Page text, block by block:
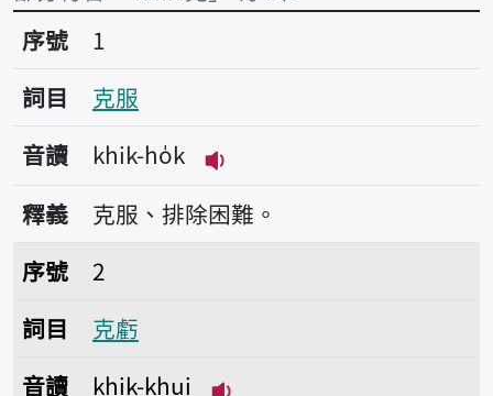
序號1克服
序號
1
詞目
克服
音讀
khik-ho̍k
播放音讀khik-ho̍k
釋義
克服、排除困難。
序號2克虧
序號
2
詞目
克虧
音讀
khik-khui